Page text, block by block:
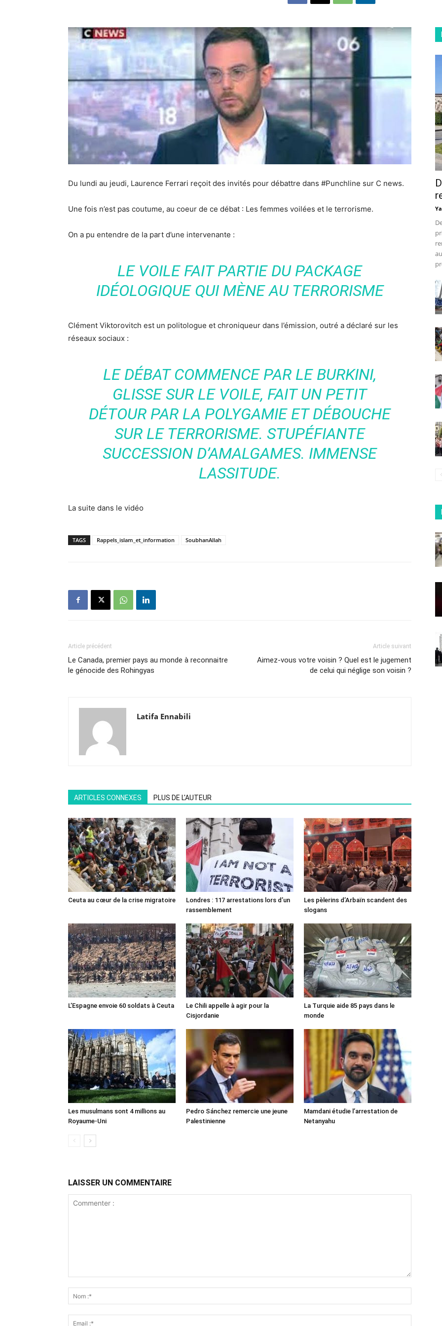
Du lundi au jeudi, Laurence Ferrari reçoit des invités pour débattre dans #Punchline sur C news.
Une fois n’est pas coutume, au coeur de ce débat : Les femmes voilées et le terrorisme.
On a pu entendre de la part d’une intervenante :
LE VOILE FAIT PARTIE DU PACKAGE
IDÉOLOGIQUE QUI MÈNE AU TERRORISME
Clément Viktorovitch est un politologue et chroniqueur dans l’émission, outré a déclaré sur les
réseaux sociaux :
LE DÉBAT COMMENCE PAR LE BURKINI,
GLISSE SUR LE VOILE, FAIT UN PETIT
DÉTOUR PAR LA POLYGAMIE ET DÉBOUCHE
SUR LE TERRORISME. STUPÉFIANTE
SUCCESSION D’AMALGAMES. IMMENSE
LASSITUDE.
La suite dans le vidéo
TAGS Rappels_islam_et_information SoubhanAllah
Article précédent
Le Canada, premier pays au monde à reconnaitre
le génocide des Rohingyas
Article suivant
Aimez-vous votre voisin ? Quel est le jugement
de celui qui néglige son voisin ?
Latifa Ennabili
ARTICLES CONNEXES PLUS DE L'AUTEUR
Ceuta au cœur de la crise migratoire
Londres : 117 arrestations lors d’un
rassemblement
Les pèlerins d’Arbaïn scandent des
slogans
L’Espagne envoie 60 soldats à Ceuta
Le Chili appelle à agir pour la
Cisjordanie
La Turquie aide 85 pays dans le
monde
Les musulmans sont 4 millions au
Royaume-Uni
Pedro Sánchez remercie une jeune
Palestinienne
Mamdani étudie l’arrestation de
Netanyahu
LAISSER UN COMMENTAIRE